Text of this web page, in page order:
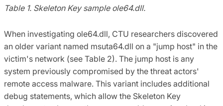
Table 1. Skeleton Key sample ole64.dll.
When investigating ole64.dll, CTU researchers discovered
an older variant named msuta64.dll on a "jump host" in the
victim's network (see Table 2). The jump host is any
system previously compromised by the threat actors'
remote access malware. This variant includes additional
debug statements, which allow the Skeleton Key